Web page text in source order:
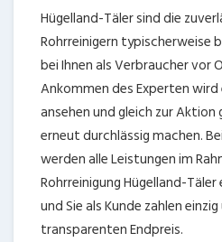
Hügelland-Täler sind die
Rohrreinigern typischerweise
bei Ihnen als Verbraucher vor
Ankommen des Experten
ansehen und gleich zur Aktion
erneut durchlässig machen.
werden alle Leistungen im
Rohrreinigung Hügelland-
und Sie als Kunde zahlen
transparenten Endpreis.